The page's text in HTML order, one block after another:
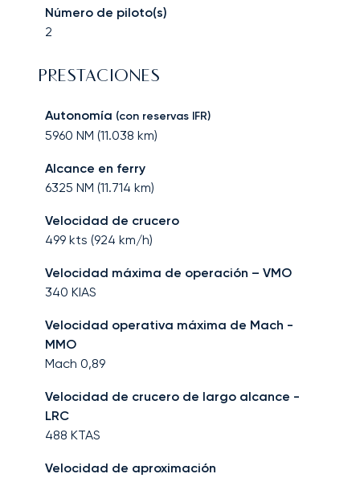
Número de piloto(s)
2
PRESTACIONES
Autonomía (con reservas IFR)
5960 NM (11.038 km)
Alcance en ferry
6325 NM (11.714 km)
Velocidad de crucero
499 kts (924 km/h)
Velocidad máxima de operación – VMO
340 KIAS
Velocidad operativa máxima de Mach -
MMO
Mach 0,89
Velocidad de crucero de largo alcance -
LRC
488 KTAS
Velocidad de aproximación